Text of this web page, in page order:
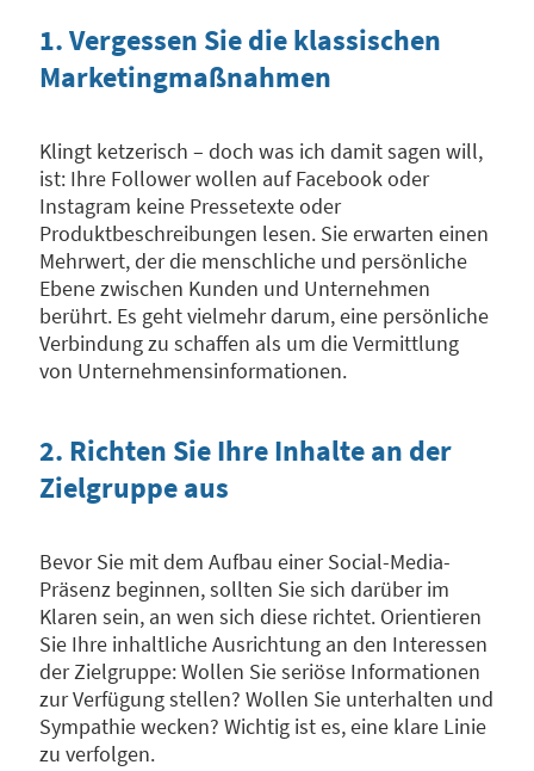
1. Vergessen Sie die klassischen
Marketingmaßnahmen
Klingt ketzerisch – doch was ich damit sagen will,
ist: Ihre Follower wollen auf Facebook oder
Instagram keine Pressetexte oder
Produktbeschreibungen lesen. Sie erwarten einen
Mehrwert, der die menschliche und persönliche
Ebene zwischen Kunden und Unternehmen
berührt. Es geht vielmehr darum, eine persönliche
Verbindung zu schaffen als um die Vermittlung
von Unternehmensinformationen.
2. Richten Sie Ihre Inhalte an der
Zielgruppe aus
Bevor Sie mit dem Aufbau einer Social-Media-
Präsenz beginnen, sollten Sie sich darüber im
Klaren sein, an wen sich diese richtet. Orientieren
Sie Ihre inhaltliche Ausrichtung an den Interessen
der Zielgruppe: Wollen Sie seriöse Informationen
zur Verfügung stellen? Wollen Sie unterhalten und
Sympathie wecken? Wichtig ist es, eine klare Linie
zu verfolgen.